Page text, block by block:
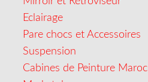
Eclairage
Pare chocs et Accessoires
Suspension
Cabines de Peinture Maroc